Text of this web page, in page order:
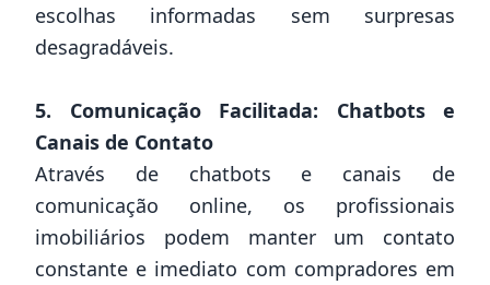
escolhas informadas sem surpresas
desagradáveis.
5. Comunicação Facilitada: Chatbots e
Canais de Contato
Através de chatbots e canais de
comunicação online, os profissionais
imobiliários podem manter um contato
constante e imediato com compradores em